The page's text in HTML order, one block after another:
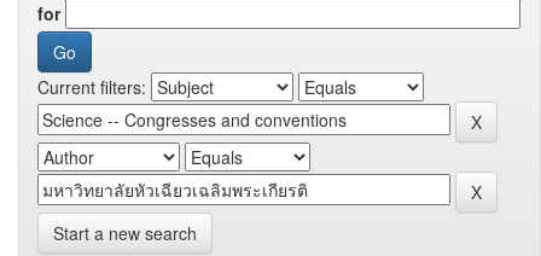
for
Current filters:
Start a new search